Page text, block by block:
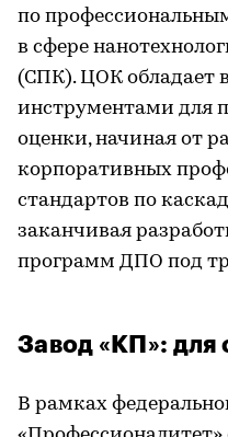
по
в сфере
(СПК). ЦОК обладает
инструментами для
оценки, начиная от
корпоративных
стандартов по
заканчивая
программ ДПО под
Завод «КП»: для
В рамках